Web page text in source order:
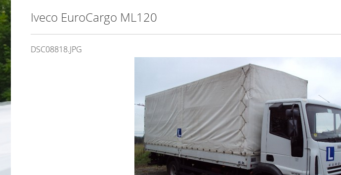
Iveco EuroCargo ML120
DSC08818.JPG